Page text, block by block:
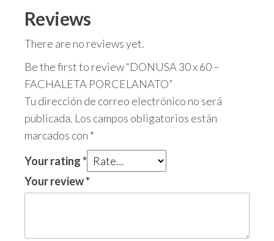
Reviews
There are no reviews yet.
Be the first to review “DONUSA 30 x 60 –
FACHALETA PORCELANATO”
Tu dirección de correo electrónico no será
publicada. Los campos obligatorios están
marcados con *
Your rating*
Your review*